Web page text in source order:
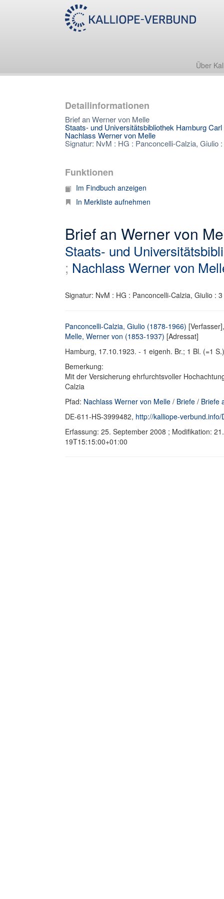
Über
Detailinformationen
Brief an Werner von Melle
Staats- und Universitätsbibliothek Hamburg
Nachlass Werner von Melle
Signatur: NvM : HG : Panconcelli-Calzia, Giulio
Funktionen
Im Findbuch anzeigen
In Merkliste aufnehmen
Brief an Werner von
Staats- und
; Nachlass Werner von
Signatur: NvM : HG : Panconcelli-Calzia, Giulio : 3
Panconcelli-Calzia, Giulio (1878-1966) [Verfasser],
Melle, Werner von (1853-1937) [Adressat]
Hamburg, 17.10.1923. - 1 eigenh. Br.; 1 Bl. (=1
Bemerkung:
Mit der Versicherung ehrfurchtsvoller
Calzia
Pfad: Nachlass Werner von Melle / Briefe / Briefe
DE-611-HS-3999482, http://kalliope-
Erfassung: 25. September 2008 ; Modifikation:
19T15:15:00+01:00